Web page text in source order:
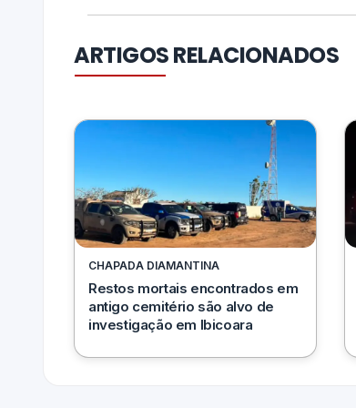
ARTIGOS RELACIONADOS
CHAPADA DIAMANTINA
Restos mortais encontrados em
antigo cemitério são alvo de
investigação em Ibicoara